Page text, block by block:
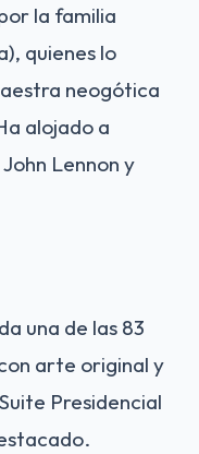
la familia
quienes lo
neogótica
alojado a
Lennon y
una de las 83
arte original y
Presidencial